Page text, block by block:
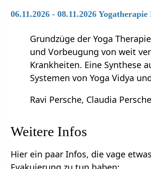
06.11.2026 - 08.11.2026
Grundzüge der Yoga
und Vorbeugung von weit
Krankheiten. Eine Synthese
Systemen von Yoga Vidya
Ravi Persche, Claudia Persche
Weitere Infos
Hier ein paar Infos, die vage